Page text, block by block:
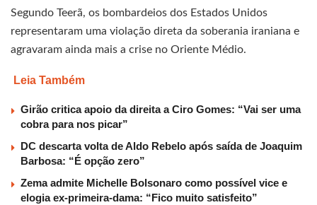
Segundo Teerã, os bombardeios dos Estados Unidos
representaram uma violação direta da soberania iraniana e
agravaram ainda mais a crise no Oriente Médio.
Leia Também
Girão critica apoio da direita a Ciro Gomes: “Vai ser uma
cobra para nos picar”
DC descarta volta de Aldo Rebelo após saída de Joaquim
Barbosa: “É opção zero”
Zema admite Michelle Bolsonaro como possível vice e
elogia ex-primeira-dama: “Fico muito satisfeito”